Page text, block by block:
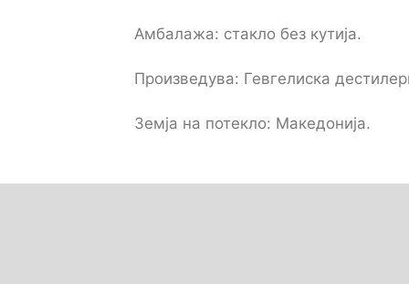
Амбалажа: стакло без кутија.
Произведува: Гевгелиска
Земја на потекло: Македонија.